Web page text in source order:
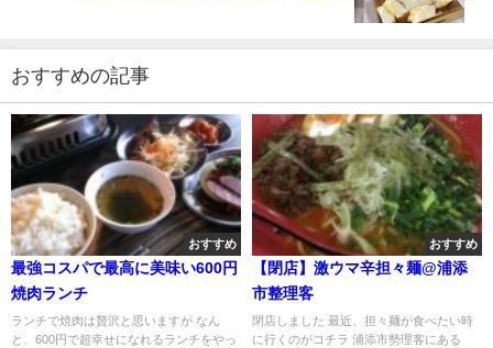
おすすめの記事
おすすめ
最強コスパで最高に美味い600円
焼肉ランチ
ランチで焼肉は贅沢と思いますが なん
と、600円で超幸せになれるランチをやっ
おすすめ
【閉店】激ウマ辛担々麺@浦添
市整理客
閉店しました 最近、担々麺が食べたい時
に行くのがコチラ 浦添市勢理客にある